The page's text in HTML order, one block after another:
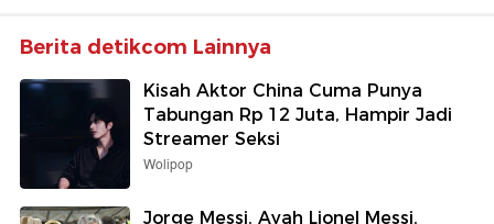
Berita detikcom Lainnya
Kisah Aktor China Cuma Punya
Tabungan Rp 12 Juta, Hampir Jadi
Streamer Seksi
Wolipop
Jorge Messi, Ayah Lionel Messi,